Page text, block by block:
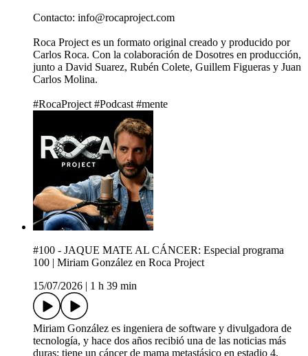
Contacto: info@rocaproject.com
Roca Project es un formato original creado y producido por
Carlos Roca. Con la colaboración de Dosotres en producción,
junto a David Suarez, Rubén Colete, Guillem Figueras y Juan
Carlos Molina.
#RocaProject #Podcast #mente
#100 - JAQUE MATE AL CÁNCER: Especial programa
100 | Miriam González en Roca Project
15/07/2026
1 h 39 min
Miriam González es ingeniera de software y divulgadora de
tecnología, y hace dos años recibió una de las noticias más
duras: tiene un cáncer de mama metastásico en estadio 4,